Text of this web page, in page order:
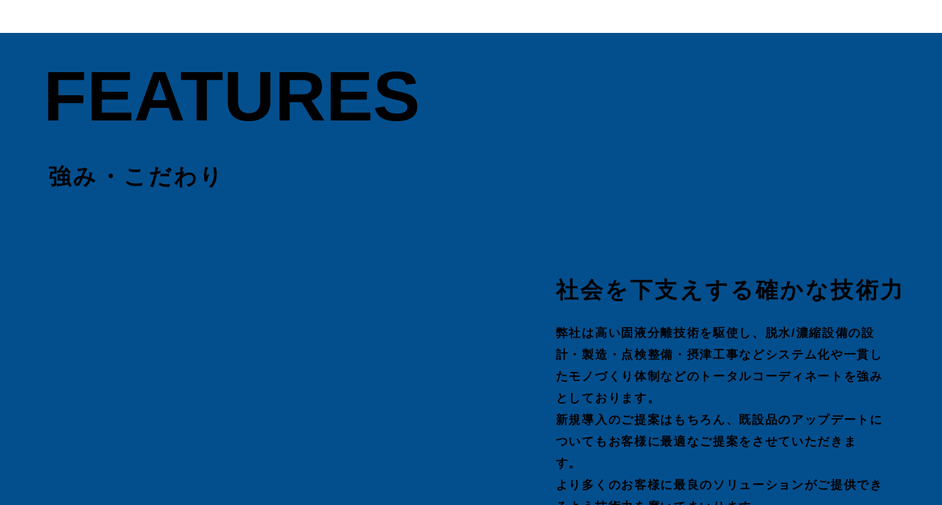
FEATURES
強み・こだわり
社会を下支えする確かな技術力
弊社は高い固液分離技術を駆使し、脱水/濃縮設備の設
計・製造・点検整備・摂津工事などシステム化や一貫し
たモノづくり体制などのトータルコーディネートを強み
としております。
新規導入のご提案はもちろん、既設品のアップデートに
ついてもお客様に最適なご提案をさせていただきま
す。
より多くのお客様に最良のソリューションがご提供でき